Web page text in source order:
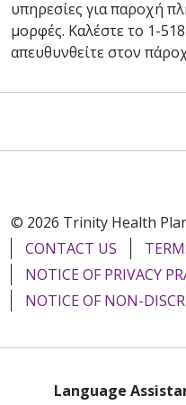
υπηρεσίες για παροχή
μορφές. Καλέστε το 1-
απευθυνθείτε στον
© 2026 Trinity Health
CONTACT US
NOTICE OF PRIVACY
NOTICE OF NON-
Language